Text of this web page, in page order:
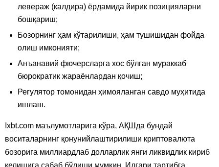
левераж (калдира) ёрдамида йирик позицияларни
бошқариш;
Бозорнинг ҳам кўтарилиши, ҳам тушишидан фойда
олиш имконияти;
Анъанавий фючерсларга хос бўлган мураккаб
бюрократик жараёнлардан қочиш;
Регулятор томонидан ҳимояланган савдо муҳитида
ишлаш.
Ixbt.com маълумотларига кўра, АҚШда бундай
воситаларнинг қонунийлаштирилиши криптовалюта
бозорига миллиардлаб долларлик янги ликвидлик кириб